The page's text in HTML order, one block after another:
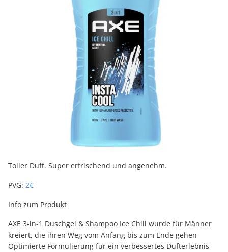
Toller Duft. Super erfrischend und angenehm.
PVG: 2€
Info zum Produkt
AXE 3-in-1 Duschgel & Shampoo Ice Chill wurde für Männer
kreiert, die ihren Weg vom Anfang bis zum Ende gehen
Optimierte Formulierung für ein verbessertes Dufterlebnis